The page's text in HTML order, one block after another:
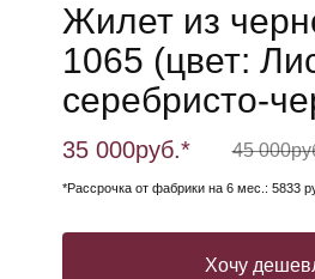
Жилет из
1065 (цвет:
серебристо-
35 000руб.* 45 000
*Рассрочка от фабрики на 6 мес.: 5833
Хочу